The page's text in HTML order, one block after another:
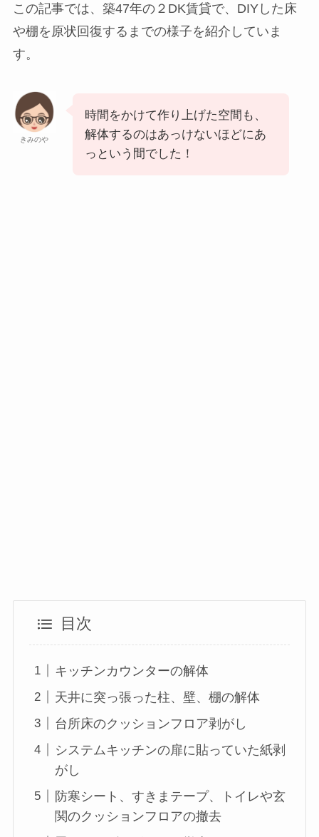
この記事では、築47年の２DK賃貸で、DIYした床
や棚を原状回復するまでの様子を紹介していま
す。
きみのや
時間をかけて作り上げた空間も、
解体するのはあっけないほどにあ
っという間でした！
目次
キッチンカウンターの解体
天井に突っ張った柱、壁、棚の解体
台所床のクッションフロア剥がし
システムキッチンの扉に貼っていた紙剥
がし
防寒シート、すきまテープ、トイレや玄
関のクッションフロアの撤去